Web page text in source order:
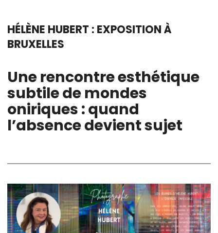
HÉLÈNE HUBERT : EXPOSITION À
BRUXELLES
Une rencontre esthétique
subtile de mondes
oniriques : quand
l’absence devient sujet